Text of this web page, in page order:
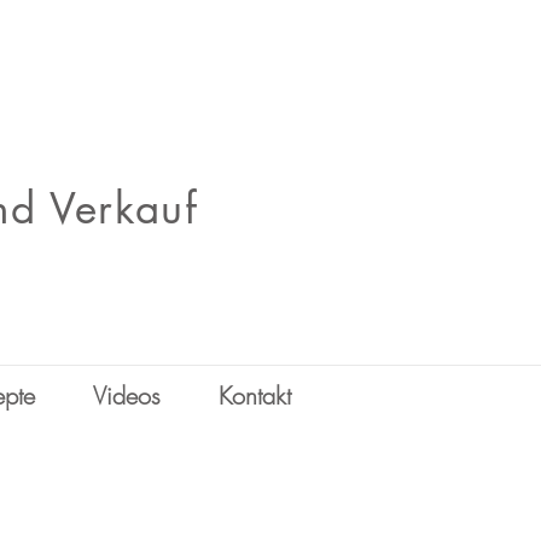
Verkauf
Videos Kontakt